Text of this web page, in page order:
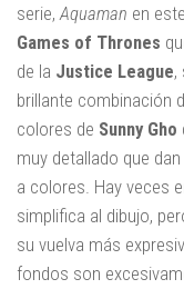
serie, Aquaman en
Games of Thrones
de la Justice League,
brillante combinación
colores de Sunny Gho
muy detallado que
a colores. Hay veces
simplifica al dibujo,
su vuelva más
fondos son